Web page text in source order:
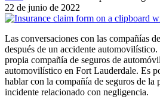
22 de junio de 2022
Las conversaciones con las compañías
después de un accidente
propia compañía de seguros de
automovilístico en Fort Lauderdale. Es
hablar con la compañía de seguros de la
incidente relacionado con negligencia.